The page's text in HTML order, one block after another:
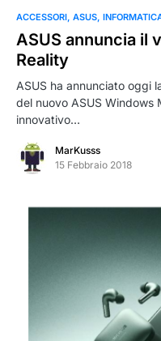
ACCESSORI ASUS
ASUS annuncia il
Reality
ASUS ha annunciato oggi
del nuovo ASUS Windows
innovativo…
MarKusss
15 Febbraio 2018